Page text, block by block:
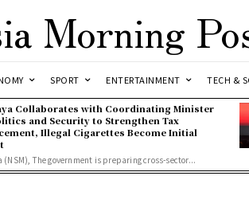
Morning
SPORT ENTERTAINMENT TECH &
Collaborates with Coordinating Minister
and Security to Strengthen Tax
Illegal Cigarettes Become Initial
The government is preparing cross-sector...